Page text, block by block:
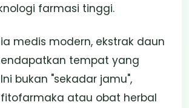
farmasi tinggi.
medis modern, ekstrak daun
tempat yang
bukan "sekadar jamu",
atau obat herbal